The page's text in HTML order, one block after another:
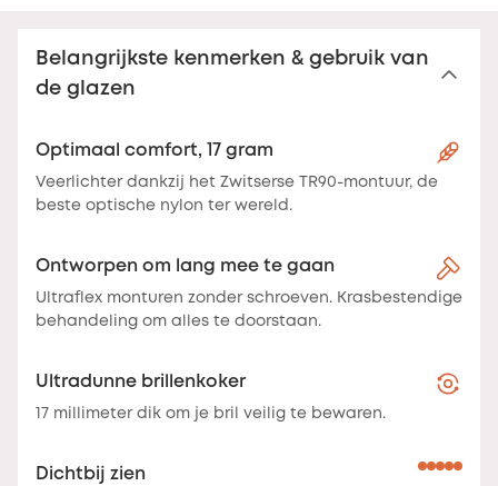
Belangrijkste kenmerken & gebruik van
de glazen
Optimaal comfort, 17 gram
Veerlichter dankzij het Zwitserse TR90-montuur, de
beste optische nylon ter wereld.
Ontworpen om lang mee te gaan
Ultraflex monturen zonder schroeven. Krasbestendige
behandeling om alles te doorstaan.
Ultradunne brillenkoker
17 millimeter dik om je bril veilig te bewaren.
Dichtbij zien